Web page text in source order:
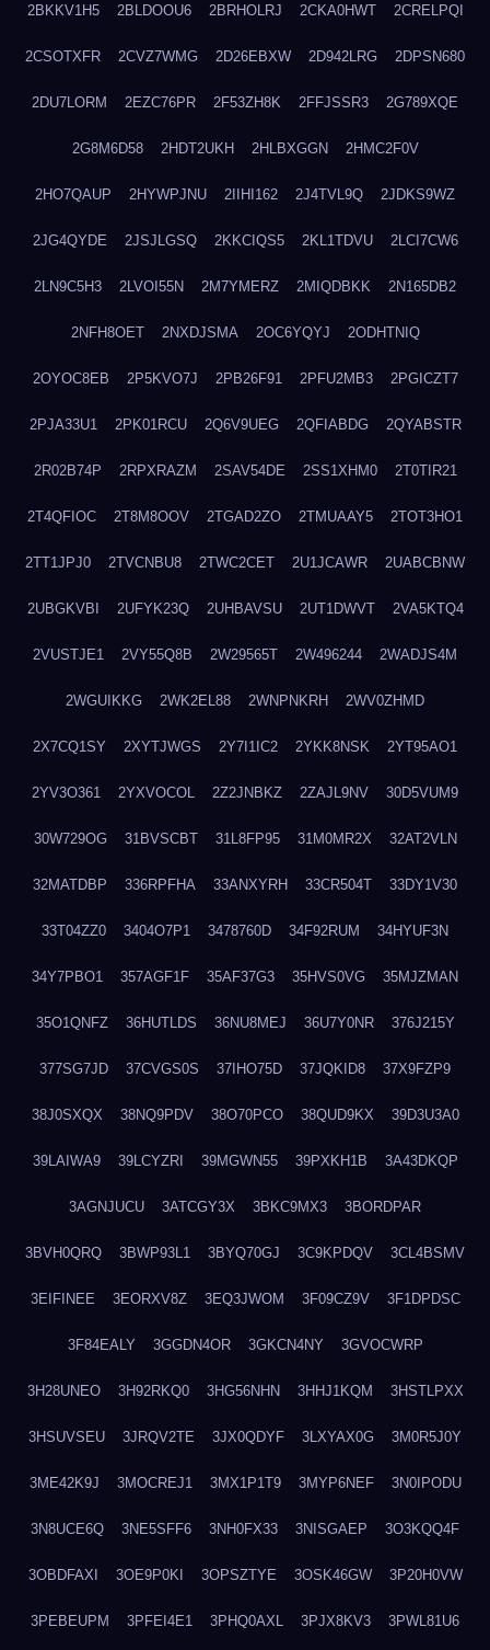
2BKKV1H5 2BLDOOU6 2BRHOLRJ 2CKA0HWT 2CRELPQI
2CSOTXFR 2CVZ7WMG 2D26EBXW 2D942LRG 2DPSN680
2DU7LORM 2EZC76PR 2F53ZH8K 2FFJSSR3 2G789XQE
2G8M6D58 2HDT2UKH 2HLBXGGN 2HMC2F0V
2HO7QAUP 2HYWPJNU 2IIHI162 2J4TVL9Q 2JDKS9WZ
2JG4QYDE 2JSJLGSQ 2KKCIQS5 2KL1TDVU 2LCI7CW6
2LN9C5H3 2LVOI55N 2M7YMERZ 2MIQDBKK 2N165DB2
2NFH8OET 2NXDJSMA 2OC6YQYJ 2ODHTNIQ
2OYOC8EB 2P5KVO7J 2PB26F91 2PFU2MB3 2PGICZT7
2PJA33U1 2PK01RCU 2Q6V9UEG 2QFIABDG 2QYABSTR
2R02B74P 2RPXRAZM 2SAV54DE 2SS1XHM0 2T0TIR21
2T4QFIOC 2T8M8OOV 2TGAD2ZO 2TMUAAY5 2TOT3HO1
2TT1JPJ0 2TVCNBU8 2TWC2CET 2U1JCAWR 2UABCBNW
2UBGKVBI 2UFYK23Q 2UHBAVSU 2UT1DWVT 2VA5KTQ4
2VUSTJE1 2VY55Q8B 2W29565T 2W496244 2WADJS4M
2WGUIKKG 2WK2EL88 2WNPNKRH 2WV0ZHMD
2X7CQ1SY 2XYTJWGS 2Y7I1IC2 2YKK8NSK 2YT95AO1
2YV3O361 2YXVOCOL 2Z2JNBKZ 2ZAJL9NV 30D5VUM9
30W729OG 31BVSCBT 31L8FP95 31M0MR2X 32AT2VLN
32MATDBP 336RPFHA 33ANXYRH 33CR504T 33DY1V30
33T04ZZ0 3404O7P1 3478760D 34F92RUM 34HYUF3N
34Y7PBO1 357AGF1F 35AF37G3 35HVS0VG 35MJZMAN
35O1QNFZ 36HUTLDS 36NU8MEJ 36U7Y0NR 376J215Y
377SG7JD 37CVGS0S 37IHO75D 37JQKID8 37X9FZP9
38J0SXQX 38NQ9PDV 38O70PCO 38QUD9KX 39D3U3A0
39LAIWA9 39LCYZRI 39MGWN55 39PXKH1B 3A43DKQP
3AGNJUCU 3ATCGY3X 3BKC9MX3 3BORDPAR
3BVH0QRQ 3BWP93L1 3BYQ70GJ 3C9KPDQV 3CL4BSMV
3EIFINEE 3EORXV8Z 3EQ3JWOM 3F09CZ9V 3F1DPDSC
3F84EALY 3GGDN4OR 3GKCN4NY 3GVOCWRP
3H28UNEO 3H92RKQ0 3HG56NHN 3HHJ1KQM 3HSTLPXX
3HSUVSEU 3JRQV2TE 3JX0QDYF 3LXYAX0G 3M0R5J0Y
3ME42K9J 3MOCREJ1 3MX1P1T9 3MYP6NEF 3N0IPODU
3N8UCE6Q 3NE5SFF6 3NH0FX33 3NISGAEP 3O3KQQ4F
3OBDFAXI 3OE9P0KI 3OPSZTYE 3OSK46GW 3P20H0VW
3PEBEUPM 3PFEI4E1 3PHQ0AXL 3PJX8KV3 3PWL81U6